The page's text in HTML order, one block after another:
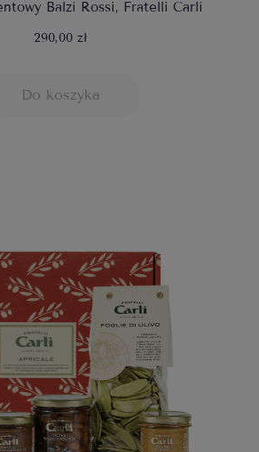
Balzi Rossi, Fratelli Carli
290,00 zł
Do koszyka